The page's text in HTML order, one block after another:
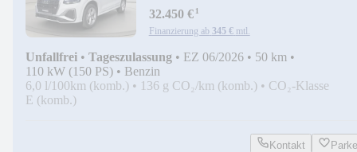
LED+Panoramadach
32.450 €¹
Finanzierung ab 345 € mtl.
Unfallfrei • Tageszulassung • EZ 06/2026 • 50 km •
110 kW (150 PS) • Benzin
6,0 l/100km (komb.) • 136 g CO₂/km (komb.) • CO₂-Klasse
E (komb.)
Kontakt